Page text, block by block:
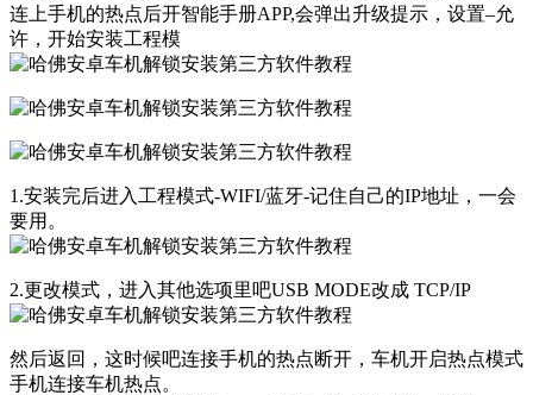
连上手机的热点后开智能手册APP,会弹出升级提示，设置–允
许，开始安装工程模
1.安装完后进入工程模式-WIFI/蓝牙-记住自己的IP地址，一会
要用。
2.更改模式，进入其他选项里吧USB MODE改成 TCP/IP
然后返回，这时候吧连接手机的热点断开，车机开启热点模式
手机连接车机热点。